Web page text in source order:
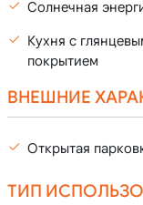
Солнечная
Кухня с
покрытием
ВНЕШНИЕ
Открытая
ТИП